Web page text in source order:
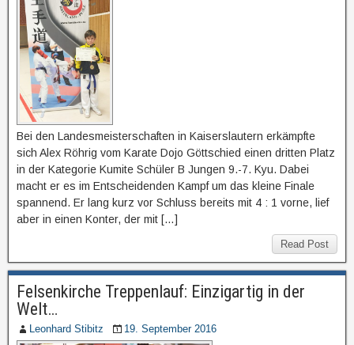
Bei den Landesmeisterschaften in Kaiserslautern erkämpfte
sich Alex Röhrig vom Karate Dojo Göttschied einen dritten Platz
in der Kategorie Kumite Schüler B Jungen 9.-7. Kyu. Dabei
macht er es im Entscheidenden Kampf um das kleine Finale
spannend. Er lang kurz vor Schluss bereits mit 4 : 1 vorne, lief
aber in einen Konter, der mit […]
Read Post
Felsenkirche Treppenlauf: Einzigartig in der
Welt…
Leonhard Stibitz 19. September 2016